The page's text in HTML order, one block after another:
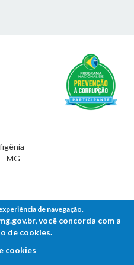
MG
de navegação.
você concorda com a
de cookies.
cookies